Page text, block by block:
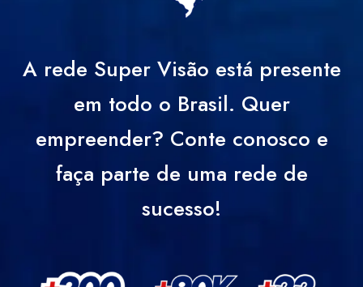
A rede Super Visão está presente
em todo o Brasil. Quer
empreender? Conte conosco e
faça parte de uma rede de
sucesso!